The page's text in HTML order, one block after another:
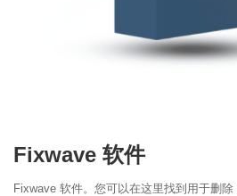
Fixwave 软件
Fixwave 软件。 您可以在这里找到用于删